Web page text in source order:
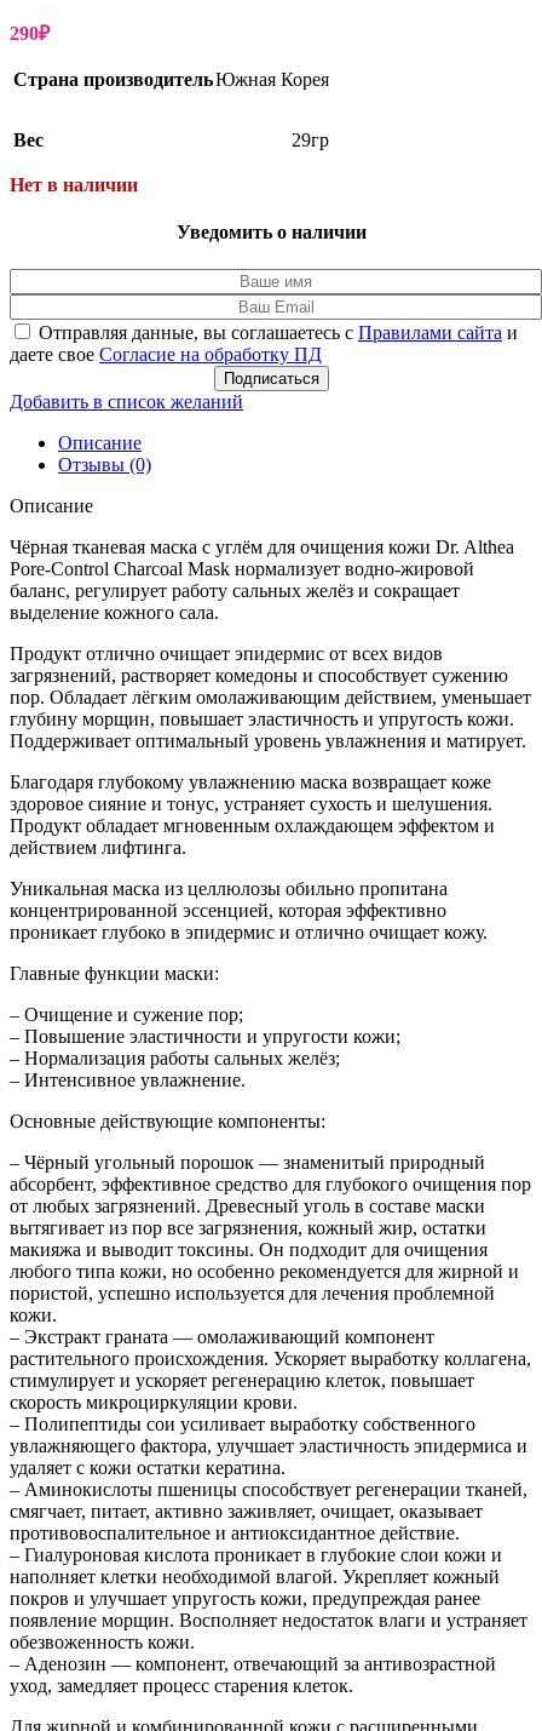
290₽
Страна производительЮжная Корея
Вес 29гр
Нет в наличии
Уведомить о наличии
Отправляя данные, вы соглашаетесь с Правилами сайта и
даете свое Согласие на обработку ПД
Подписаться
Добавить в список желаний
Описание
Отзывы (0)
Описание
Чёрная тканевая маска с углём для очищения кожи Dr. Althea
Pore-Control Charcoal Mask нормализует водно-жировой
баланс, регулирует работу сальных желёз и сокращает
выделение кожного сала.
Продукт отлично очищает эпидермис от всех видов
загрязнений, растворяет комедоны и способствует сужению
пор. Обладает лёгким омолаживающим действием, уменьшает
глубину морщин, повышает эластичность и упругость кожи.
Поддерживает оптимальный уровень увлажнения и матирует.
Благодаря глубокому увлажнению маска возвращает коже
здоровое сияние и тонус, устраняет сухость и шелушения.
Продукт обладает мгновенным охлаждающем эффектом и
действием лифтинга.
Уникальная маска из целлюлозы обильно пропитана
концентрированной эссенцией, которая эффективно
проникает глубоко в эпидермис и отлично очищает кожу.
Главные функции маски:
– Очищение и сужение пор;
– Повышение эластичности и упругости кожи;
– Нормализация работы сальных желёз;
– Интенсивное увлажнение.
Основные действующие компоненты:
– Чёрный угольный порошок — знаменитый природный
абсорбент, эффективное средство для глубокого очищения пор
от любых загрязнений. Древесный уголь в составе маски
вытягивает из пор все загрязнения, кожный жир, остатки
макияжа и выводит токсины. Он подходит для очищения
любого типа кожи, но особенно рекомендуется для жирной и
пористой, успешно используется для лечения проблемной
кожи.
– Экстракт граната — омолаживающий компонент
растительного происхождения. Ускоряет выработку коллагена,
стимулирует и ускоряет регенерацию клеток, повышает
скорость микроциркуляции крови.
– Полипептиды сои усиливает выработку собственного
увлажняющего фактора, улучшает эластичность эпидермиса и
удаляет с кожи остатки кератина.
– Аминокислоты пшеницы способствует регенерации тканей,
смягчает, питает, активно заживляет, очищает, оказывает
противовоспалительное и антиоксидантное действие.
– Гиалуроновая кислота проникает в глубокие слои кожи и
наполняет клетки необходимой влагой. Укрепляет кожный
покров и улучшает упругость кожи, предупреждая ранее
появление морщин. Восполняет недостаток влаги и устраняет
обезвоженность кожи.
– Аденозин — компонент, отвечающий за антивозрастной
уход, замедляет процесс старения клеток.